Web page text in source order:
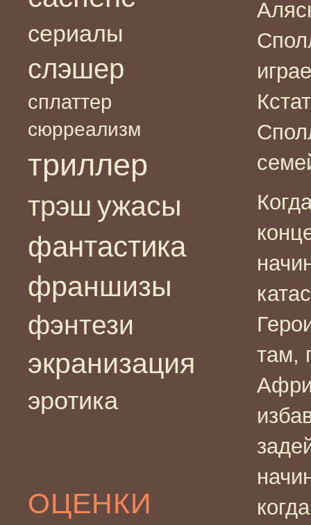
сериалы
слэшер
сплаттер
сюрреализм
триллер
трэш ужасы
фантастика
франшизы
фэнтези
экранизация
эротика
ОЦЕНКИ
там,